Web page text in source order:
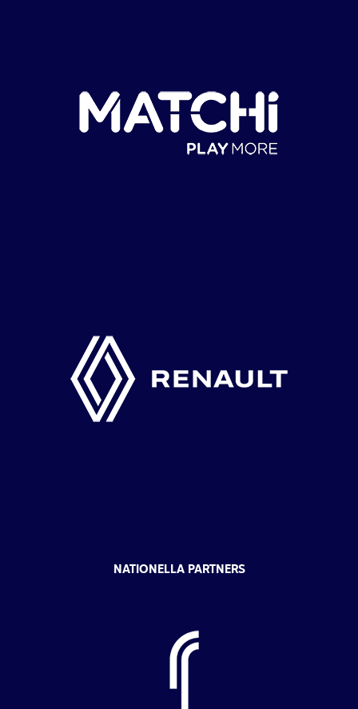
NATIONELLA PARTNERS